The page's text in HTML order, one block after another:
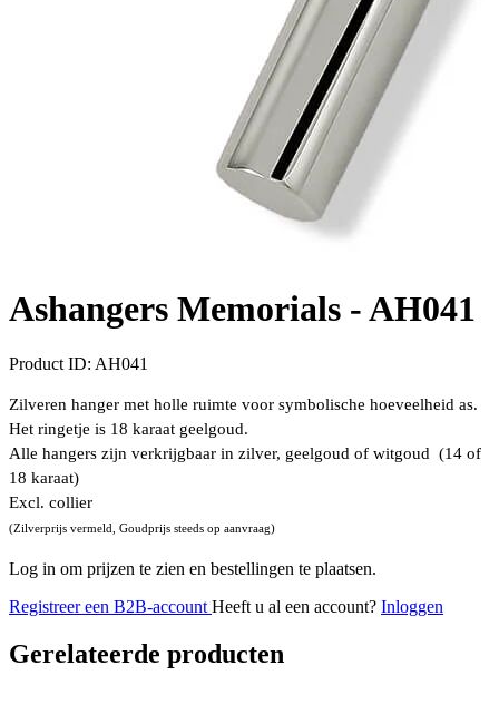
Ashangers Memorials -AH041
Product ID: AH041
Zilveren hanger met holle ruimte voor symbolische hoeveelheid as.
Het ringetje is 18 karaat geelgoud.
Alle hangers zijn verkrijgbaar in zilver, geelgoud of witgoud (14 of
18 karaat)
Excl. collier
(Zilverprijs vermeld, Goudprijs steeds op aanvraag)
Log in om prijzen te zien en bestellingen te plaatsen.
Registreer een B2B-account Heeft u al een account? Inloggen
Gerelateerde producten